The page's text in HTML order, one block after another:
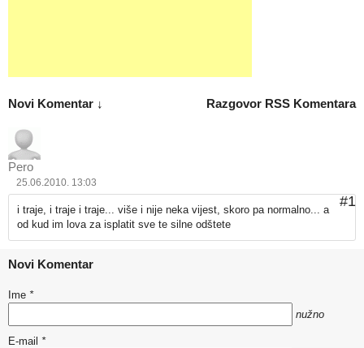
Razgovor RSS Komentara
Novi Komentar ↓
Pero
25.06.2010. 13:03
#1
i traje, i traje i traje... više i nije neka vijest, skoro pa normalno... a
od kud im lova za isplatit sve te silne odštete
Novi Komentar
Ime *
nužno
E-mail *